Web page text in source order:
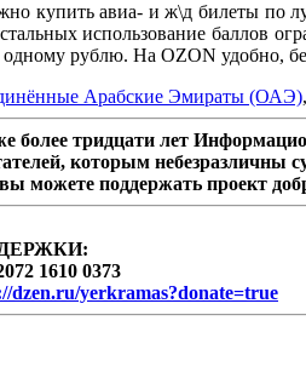
купить авиа- и ж\д билеты по
использование баллов
одному рублю. На OZON удобно,
Арабские Эмираты (ОАЭ),
более тридцати лет
которым небезразличны
можете поддержать проект
1610 0373
dzen.ru/yerkramas?donate=true